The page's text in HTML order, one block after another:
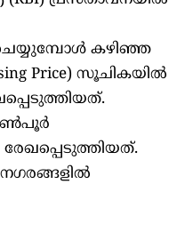
കഴിഞ്ഞ
Price) സൂചികയില്‍
രേഖപ്പെടുത്തിയത്.